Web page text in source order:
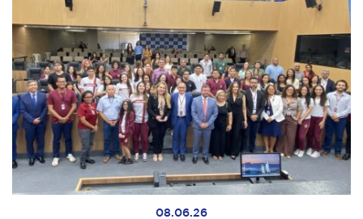
08.06.26